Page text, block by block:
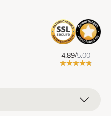
4.89/5.00